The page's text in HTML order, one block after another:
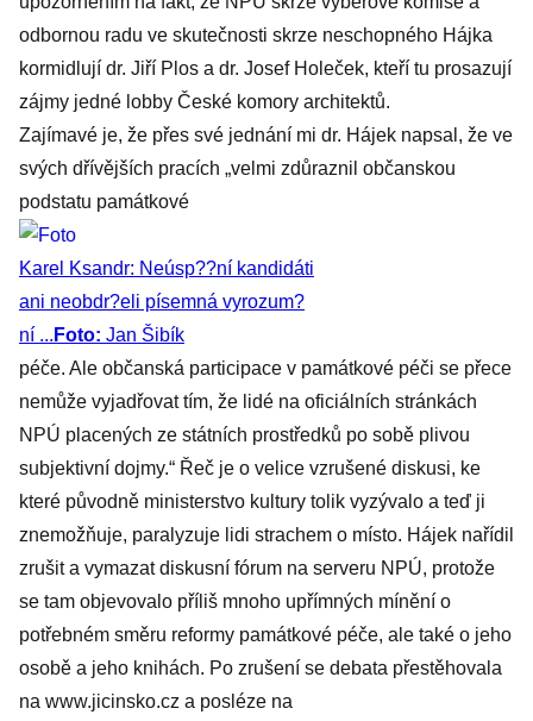
odbornou radu ve skutečnosti skrze neschopného Hájka
kormidlují dr. Jiří Plos a dr. Josef Holeček, kteří tu prosazují
zájmy jedné lobby České komory architektů.
Zajímavé je, že přes své jednání mi dr. Hájek napsal, že ve
svých dřívějších pracích „velmi zdůraznil občanskou
podstatu památkové
Karel Ksandr: Neúsp??ní kandidáti
ani neobdr?eli písemná vyrozum?
ní ... Foto: Jan Šibík
péče. Ale občanská participace v památkové péči se přece
nemůže vyjadřovat tím, že lidé na oficiálních stránkách
NPÚ placených ze státních prostředků po sobě plivou
subjektivní dojmy.“ Řeč je o velice vzrušené diskusi, ke
které původně ministerstvo kultury tolik vyzývalo a teď ji
znemožňuje, paralyzuje lidi strachem o místo. Hájek nařídil
zrušit a vymazat diskusní fórum na serveru NPÚ, protože
se tam objevovalo příliš mnoho upřímných mínění o
potřebném směru reformy památkové péče, ale také o jeho
osobě a jeho knihách. Po zrušení se debata přestěhovala
na www.jicinsko.cz a posléze na